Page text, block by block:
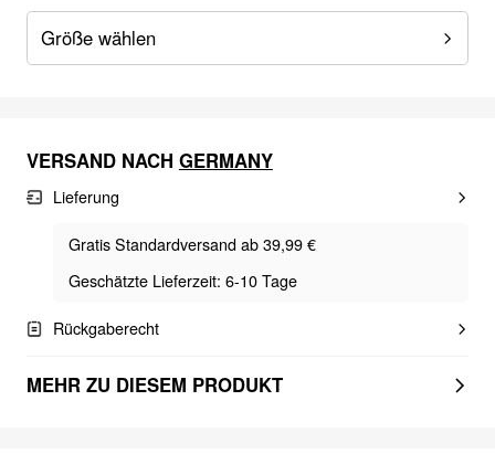
Größe wählen
VERSAND NACH GERMANY
Lieferung
Gratis Standardversand ab 39,99 €
Geschätzte Lieferzeit: 6-10 Tage
Rückgaberecht
MEHR ZU DIESEM PRODUKT